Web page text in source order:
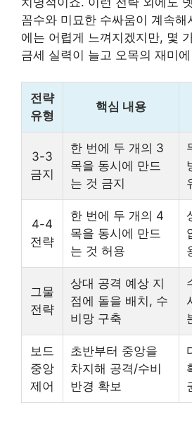
꼼수와 미묘한 수싸움이 계속해
에는 어렵게 느껴지겠지만, 몇
금세 실력이 늘고 오목의 재미
전략
유형
핵심 내용
3-3
금지
한 번에 두 개의 3
목을 동시에 만드
는 것 금지
4-4
전략
한 번에 두 개의 4
목을 동시에 만드
는 것 허용
그물
전략
상대 공격 예상 지
점에 돌을 배치, 수
비망 구축
보드
중앙
제어
초반부터 중앙을
차지해 공격/수비
반경 확보